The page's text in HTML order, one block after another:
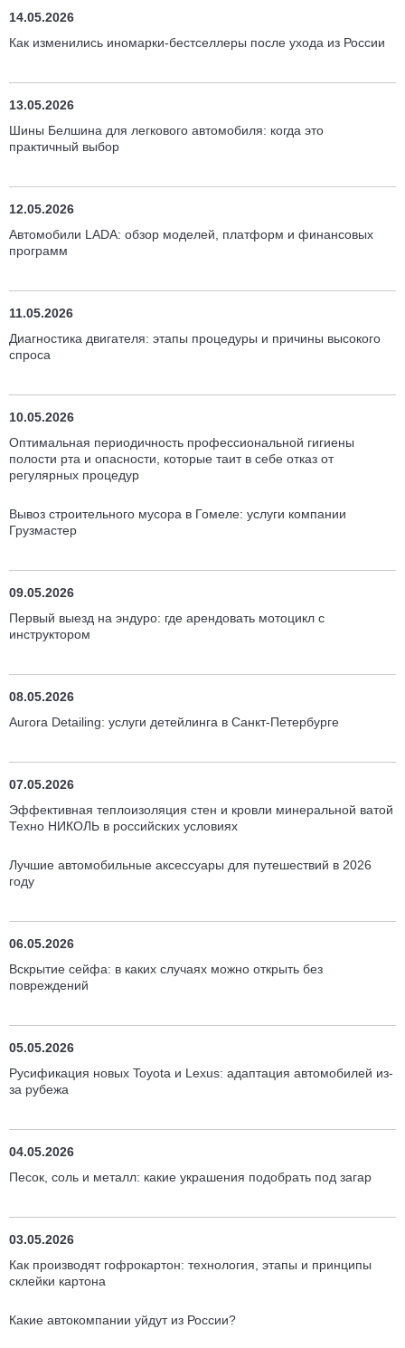
14.05.2026
Как изменились иномарки-бестселлеры после ухода из России
13.05.2026
Шины Белшина для легкового автомобиля: когда это
практичный выбор
12.05.2026
Автомобили LADA: обзор моделей, платформ и финансовых
программ
11.05.2026
Диагностика двигателя: этапы процедуры и причины высокого
спроса
10.05.2026
Оптимальная периодичность профессиональной гигиены
полости рта и опасности, которые таит в себе отказ от
регулярных процедур
Вывоз строительного мусора в Гомеле: услуги компании
Грузмастер
09.05.2026
Первый выезд на эндуро: где арендовать мотоцикл с
инструктором
08.05.2026
Aurora Detailing: услуги детейлинга в Санкт-Петербурге
07.05.2026
Эффективная теплоизоляция стен и кровли минеральной ватой
Техно НИКОЛЬ в российских условиях
Лучшие автомобильные аксессуары для путешествий в 2026
году
06.05.2026
Вскрытие сейфа: в каких случаях можно открыть без
повреждений
05.05.2026
Русификация новых Toyota и Lexus: адаптация автомобилей из-
за рубежа
04.05.2026
Песок, соль и металл: какие украшения подобрать под загар
03.05.2026
Как производят гофрокартон: технология, этапы и принципы
склейки картона
Какие автокомпании уйдут из России?